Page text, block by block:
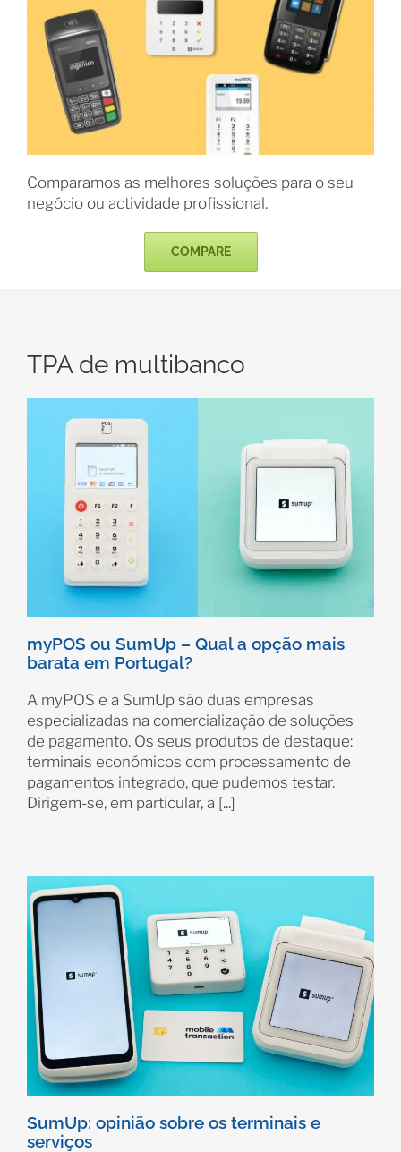
Comparamos as melhores soluções para o seu
negócio ou actividade profissional.
COMPARE
TPA de multibanco
myPOS ou SumUp – Qual a opção mais
barata em Portugal?
A myPOS e a SumUp são duas empresas
especializadas na comercialização de soluções
de pagamento. Os seus produtos de destaque:
terminais económicos com processamento de
pagamentos integrado, que pudemos testar.
Dirigem-se, em particular, a [...]
SumUp: opinião sobre os terminais e
serviços